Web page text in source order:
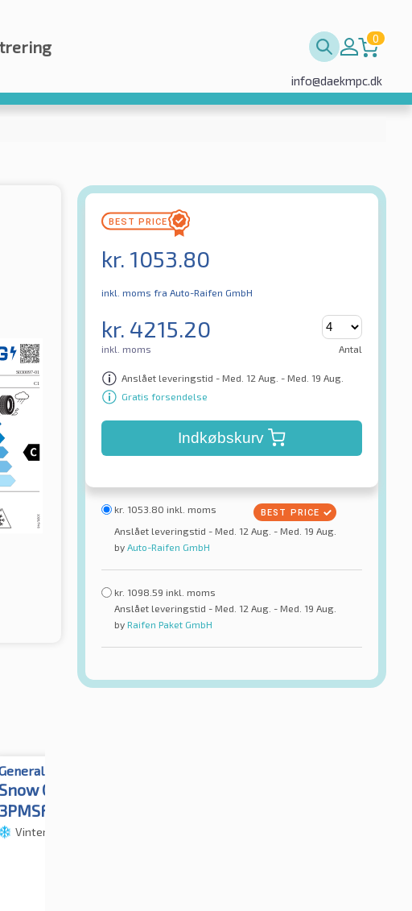
0
info@daekmpc.dk
kr. 1053.80
inkl. moms fra Auto-Raifen GmbH
kr. 4215.20
inkl. moms Antal
Anslået leveringstid - Med. 12 Aug. - Med. 19 Aug.
Gratis forsendelse
Indkøbskurv
kr. 1053.80 inkl. moms
Anslået leveringstid - Med. 12 Aug. - Med. 19 Aug.
by Auto-Raifen GmbH
kr. 1098.59 inkl. moms
Anslået leveringstid - Med. 12 Aug. - Med. 19 Aug.
by Raifen Paket GmbH
Tire
Snow Grabber Plus XL
3PMSF M+S
Vinterdæk